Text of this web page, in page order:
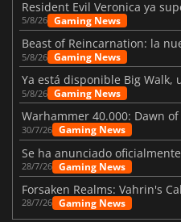
5/8/26 Gaming News
5/8/26 Gaming News
5/8/26 Gaming News
30/7/26 Gaming News
28/7/26 Gaming News
28/7/26 Gaming News